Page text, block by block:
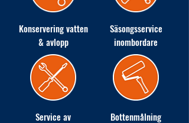
Konservering vatten
& avlopp
Säsongsservice
inombordare
Service av
Bottenmålning